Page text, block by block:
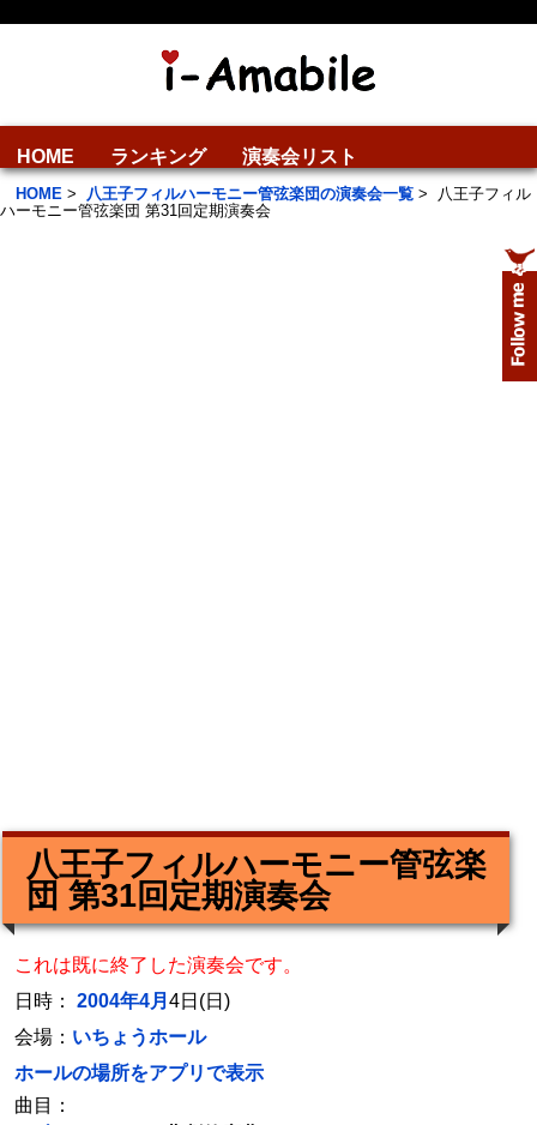
HOME ランキング 演奏会リスト
HOME > 八王子フィルハーモニー管弦楽団の演奏会一覧 > 八王子フィル
ハーモニー管弦楽団 第31回定期演奏会
八王子フィルハーモニー管弦楽
団 第31回定期演奏会
これは既に終了した演奏会です。
日時： 2004年4月 4日(日)
会場： いちょうホール
ホールの場所をアプリで表示
曲目：